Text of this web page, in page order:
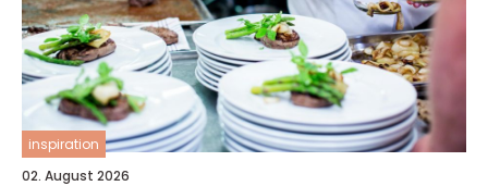
inspiration
02. August 2026